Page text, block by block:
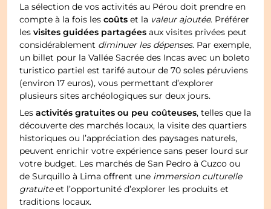
La sélection de vos activités au Pérou doit prendre en
compte à la fois lescoûts et la valeur ajoutée. Préférer
lesvisites guidées partagées aux visites privées peut
considérablement diminuer les dépenses. Par exemple,
un billet pour la Vallée Sacrée des Incas avec un boleto
turistico partiel est tarifé autour de 70 soles péruviens
(environ 17 euros), vous permettant d’explorer
plusieurs sites archéologiques sur deux jours.
Lesactivités gratuites ou peu coûteuses, telles que la
découverte des marchés locaux, la visite des quartiers
historiques ou l’appréciation des paysages naturels,
peuvent enrichir votre expérience sans peser lourd sur
votre budget. Les marchés de San Pedro à Cuzco ou
de Surquillo à Lima offrent une immersion culturelle
gratuiteet l’opportunité d’explorer les produits et
traditions locaux.